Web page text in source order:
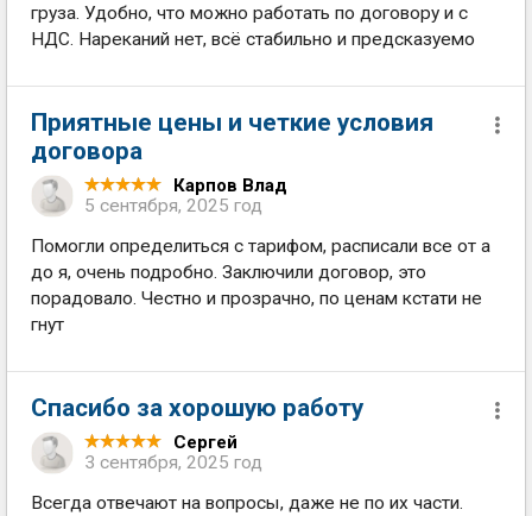
груза. Удобно, что можно работать по договору и с
НДС. Нареканий нет, всё стабильно и предсказуемо
Приятные цены и четкие условия
договора
Карпов Влад
5 сентября, 2025 год
Помогли определиться с тарифом, расписали все от а
до я, очень подробно. Заключили договор, это
порадовало. Честно и прозрачно, по ценам кстати не
гнут
Спасибо за хорошую работу
Сергей
3 сентября, 2025 год
Всегда отвечают на вопросы, даже не по их части.